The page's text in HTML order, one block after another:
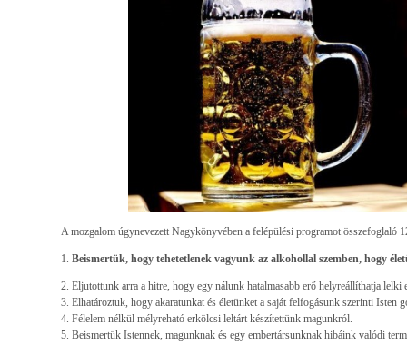
A mozgalom úgynevezett Nagykönyvében a felépülési programot összefoglaló
1. Beismertük, hogy tehetetlenek vagyunk az alkohollal szemben, hogy
2. Eljutottunk arra a hitre, hogy egy nálunk hatalmasabb erő helyreállíthatja lelki
3. Elhatároztuk, hogy akaratunkat és életünket a saját felfogásunk szerinti Isten
4. Félelem nélkül mélyreható erkölcsi leltárt készítettünk magunkról.
5. Beismertük Istennek, magunknak és egy embertársunknak hibáink valódi